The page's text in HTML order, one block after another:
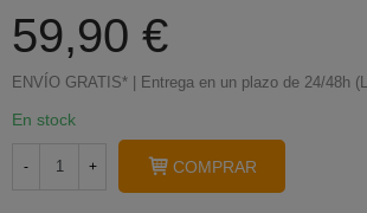
59,90 €
ENVÍO GRATIS* | Entrega en un plazo de 24/48h
En stock
- + COMPRAR